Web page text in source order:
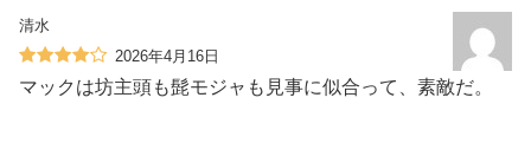
清水
2026年4月16日
マックは坊主頭も髭モジャも見事に似合って、素敵だ。